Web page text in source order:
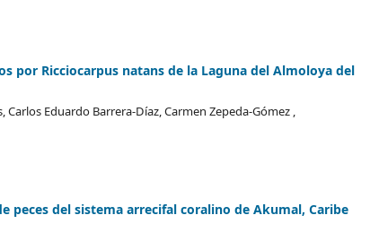
por Ricciocarpus natans de la Laguna del Almoloya del
Carlos Eduardo Barrera-Díaz, Carmen Zepeda-Gómez ,
peces del sistema arrecifal coralino de Akumal, Caribe